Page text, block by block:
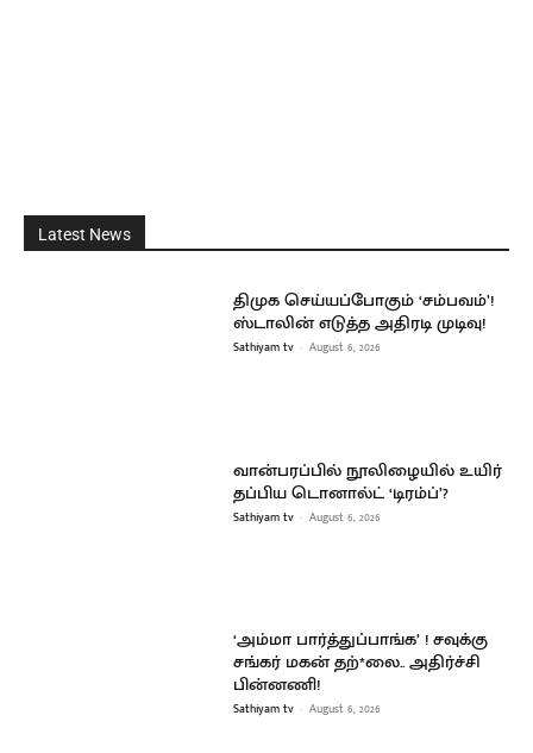
Latest News
திமுக செய்யப்போகும் ‘சம்பவம்’!
ஸ்டாலின் எடுத்த அதிரடி முடிவு!
Sathiyam tv - August 6, 2026
வான்பரப்பில் நூலிழையில் உயிர்
தப்பிய டொனால்ட் ‘டிரம்ப்’?
Sathiyam tv - August 6, 2026
‘அம்மா பார்த்துப்பாங்க’ ! சவுக்கு
சங்கர் மகன் தற்*லை.. அதிர்ச்சி
பின்னணி!
Sathiyam tv - August 6, 2026